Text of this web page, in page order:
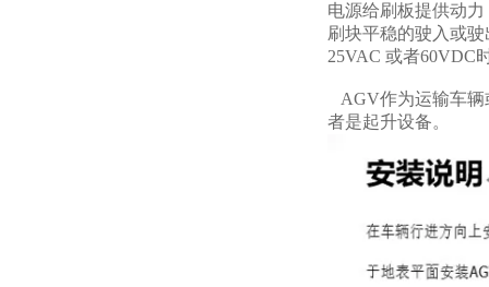
电源给刷板提供动
刷块平稳的驶入或
25VAC 或者60VDC
AGV作为运输车辆
者是起升设备。